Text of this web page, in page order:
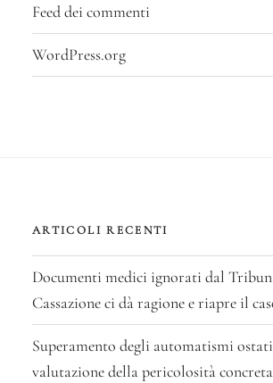
Feed dei commenti
WordPress.org
ARTICOLI RECENTI
Documenti medici ignorati dal
Cassazione ci dà ragione e riapre il
Superamento degli automatismi
valutazione della pericolosità concreta